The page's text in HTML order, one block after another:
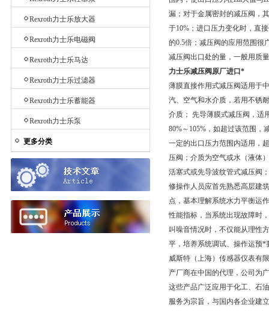
Rexroth力士乐放大器
Rexroth力士乐电磁阀
Rexroth力士乐马达
Rexroth力士乐过滤器
Rexroth力士乐蓄能器
Rexroth力士乐泵
更多分类
漏；对于金属密封的减压阀，
于10%；进口压力变化时，直
的0.5倍；减压阀的应用范围很
减压阀出口处的量，一般用质
力士乐减压阀原厂进口*
薄膜直接作用式减压阀适用于
汽、空气和水介质，若用不锈
介质； 先导薄膜式减压阀，适
80%～105%，如超过该范围，
一定的出口压力范围内适用，
压阀；介质为空气或水（液体
活塞式或先导波纹管式减压阀
修操作人员应首先熟悉高层建
点，基本理解系统水力平衡运
性能指标，当系统出现故障时
叫噪音情况时，不仅能从理性
平，培养系统调试、操作运预
威斯特（上海）传感器仪表有
产厂商在中国的代理，公司为
这些产品广泛应用于化工、石
服务为宗旨，与国内各企业建